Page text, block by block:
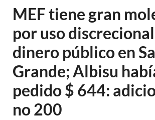
MEF tiene gran
por uso
dinero público en
Grande; Albisu
pedido $ 644:
no 200